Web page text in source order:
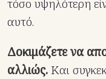
τόσο υψηλότερη
αυτό.
Δοκιμάζετε να
αλλιώς. Και